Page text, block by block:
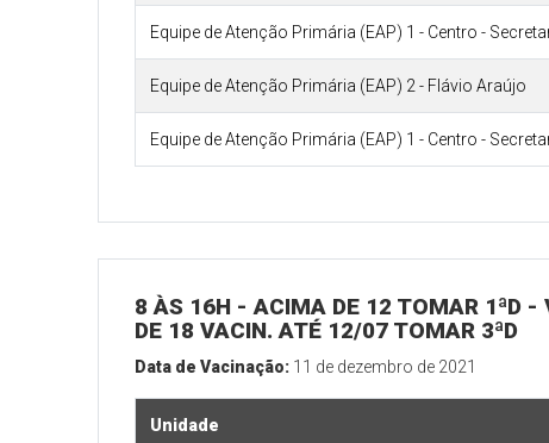
Equipe de Atenção Primária (EAP) 1 - Centro -
Equipe de Atenção Primária (EAP) 2 - Flávio Araújo
Equipe de Atenção Primária (EAP) 1 - Centro -
8 ÀS 16H - ACIMA DE 12 TOMAR 1ªD
DE 18 VACIN. ATÉ 12/07 TOMAR 3ªD
Data de Vacinação: 11 de dezembro de 2021
Unidade